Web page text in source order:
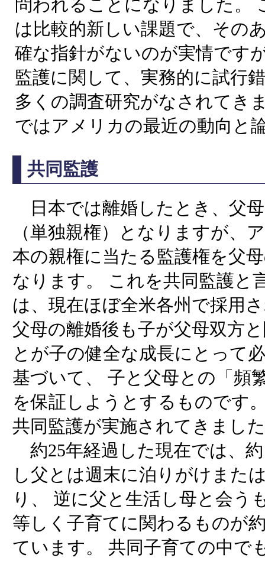
問われることになりました。
は比較的新しい課題で、その
確な指針がないのが実情です
監護に関して、実務的に試行
多くの調査研究がなされてき
ではアメリカの最近の動向と
共同監護
日本では離婚したとき、父
（単独親権）となりますが、
本の親権に当たる監護権を父
なります。 これを共同監護と
は、現在ほぼ全米各州で採用
父母の離婚後も子が父母双方
とが子の健全な成長にとって
基づいて、 子と父母との「頻
を保証しようとするものです
共同監護が実施されてきまし
約25年経過した現在では、
し父とは週末に泊りがけまた
り、 逆に父と生活し母と会う
等しく子育てに関わるものが
ています。 共同子育ての中で